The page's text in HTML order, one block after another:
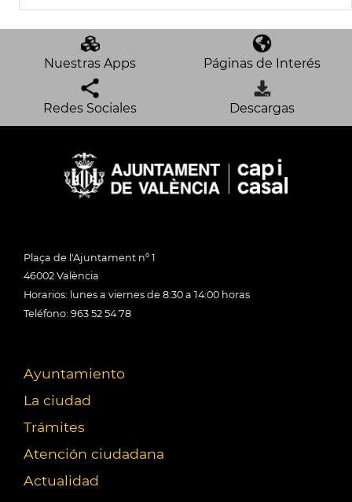
Nuestras Apps Páginas de Interés
Redes Sociales Descargas
Plaça de l'Ajuntament nº 1
46002 València
Horarios: lunes a viernes de 8:30 a 14:00 horas
Teléfono: 963 52 54 78
Ayuntamiento
La ciudad
Trámites
Atención ciudadana
Actualidad